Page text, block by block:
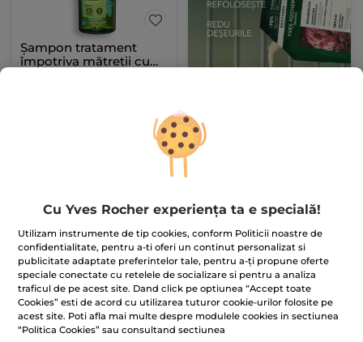
Șampon tratament
împotriva mătreții cu
BESTSELLER
Cu Yves Rocher experiența ta e specială!
Utilizam instrumente de tip cookies, conform Politicii noastre de
confidentialitate, pentru a-ti oferi un continut personalizat si
publicitate adaptate preferintelor tale, pentru a-ți propune oferte
speciale conectate cu retelele de socializare si pentru a analiza
traficul de pe acest site. Dand click pe optiunea “Accept toate
Cookies” esti de acord cu utilizarea tuturor cookie-urilor folosite pe
acest site. Poti afla mai multe despre modulele cookies in sectiunea
“Politica Cookies” sau consultand sectiunea